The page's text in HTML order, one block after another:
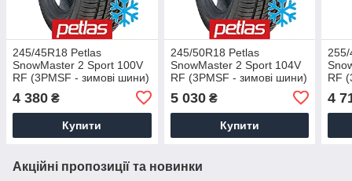
245/45R18 Petlas
SnowMaster 2 Sport 100V
RF (3PMSF - зимові шини)
4 380 ₴
Купити
245/50R18 Petlas
SnowMaster 2 Sport 104V
RF (3PMSF - зимові шини)
5 030₴
Купити
RF
4
Акційні пропозиції та новинки